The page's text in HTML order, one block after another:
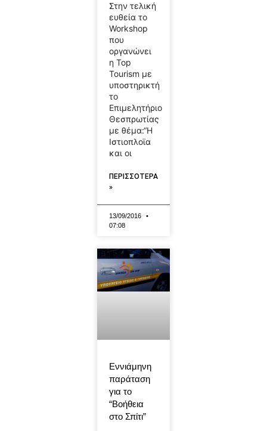
Στην τελική
ευθεία το
Workshop
που
οργανώνει
η Top
Tourism με
υποστηρικτή
το
Επιμελητήριο
Θεσπρωτίας
με θέμα:“Η
Ιστιοπλοϊα
και οι
ΠΕΡΙΣΣΟΤΕΡΑ
»
13/09/2016
07:08
Εννιάμηνη
παράταση
για το
“Βοήθεια
στο Σπίτι”